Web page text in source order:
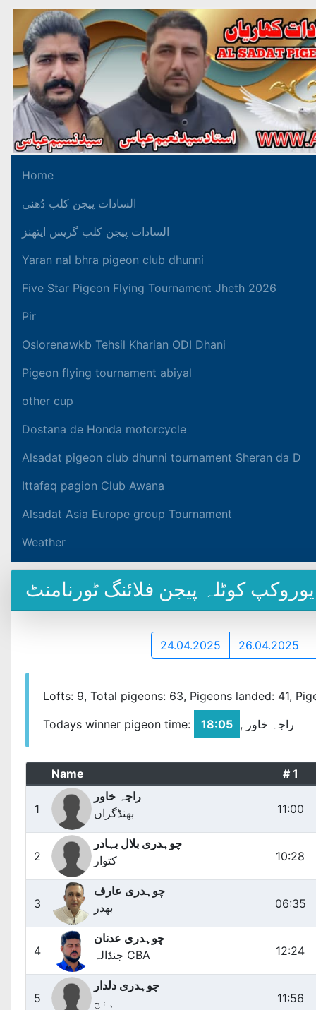
Home
السادات پیجن کلب دُھنی
السادات پیجن کلب گریس ایتھنز
Yaran nal bhra pigeon club dhunni
Five Star Pigeon Flying Tournament Jheth 2026
Pir
Oslorenawkb Tehsil Kharian ODI Dhani
Pigeon flying tournament abiyal
other cup
Dostana de Honda motorcycle
Alsadat pigeon club dhunni tournament Sheran da D
Ittafaq pagion Club Awana
Alsadat Asia Europe group Tournament
Weather
24.04.2025 26.04.2025
Lofts: 9, Total pigeons: 63, Pigeons landed: 41,
Todays winner pigeon time:
18:05 , راجہ خاور
Name # 1
1
راجہ خاور
بھنڈگراں
11:00
2
چوہدری بلال بہادر
کتوار
10:28
3
چوہدری عارف
بھدر
06:35
4
چوہدری عدنان
جنڈالہ CBA
12:24
5
چوہدری دلدار
ہنج
11:56